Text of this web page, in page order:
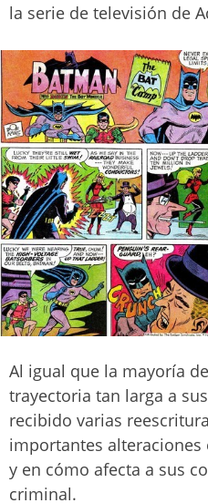
la serie de televisión de
Al igual que la mayoría
trayectoria tan larga a
recibido varias
importantes
y en cómo afecta a sus
criminal.